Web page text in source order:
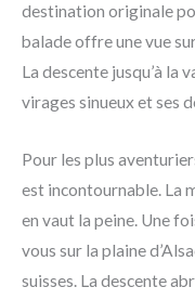
destination originale
balade offre une vue
La descente jusqu’à la
virages sinueux et ses
Pour les plus
est incontournable. La
en vaut la peine. Une
vous sur la plaine
suisses. La descente